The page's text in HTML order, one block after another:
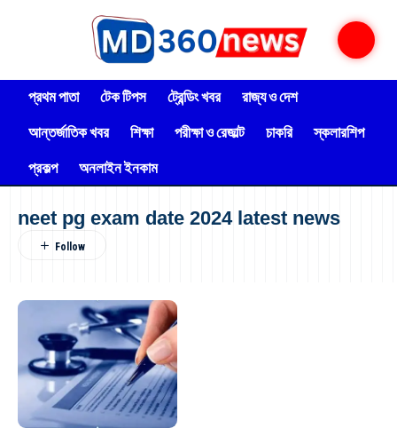
প্রথম পাতা টেক টিপস ট্রেন্ডিং খবর
রাজ্য ও দেশ
আন্তর্জাতিক খবর
শিক্ষা পরীক্ষা ও রেজাল্ট চাকরি
স্কলারশিপ
প্রকল্প
অনলাইন ইনকাম
neet pg exam date 2024 latest news